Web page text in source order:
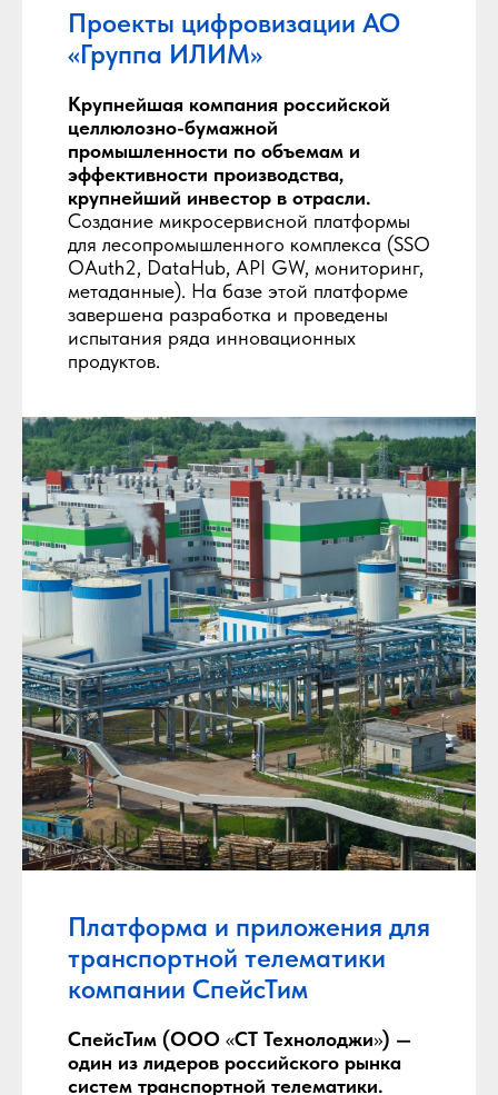
Проекты цифровизации АО
«Группа ИЛИМ»
Крупнейшая компания российской
целлюлозно-бумажной
промышленности по объемам и
эффективности производства,
крупнейший инвестор в отрасли.
Создание микросервисной платформы
для лесопромышленного комплекса (SSO
OAuth2, DataHub, API GW, мониторинг,
метаданные). На базе этой платформе
завершена разработка и проведены
испытания ряда инновационных
продуктов.
Платформа и приложения для
транспортной телематики
компании СпейсТим
СпейсТим (ООО «СТ Технолоджи») —
один из лидеров российского рынка
систем транспортной телематики.